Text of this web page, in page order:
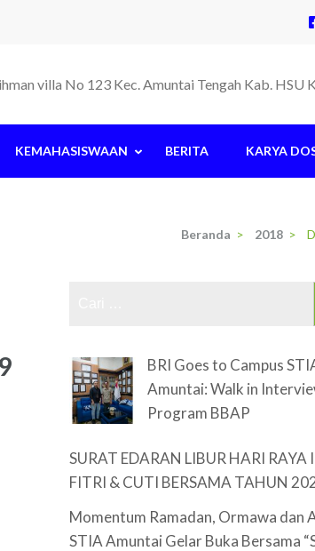
villa No 123 Kec. Amuntai Tengah Kab. HSU
KEMAHASISWAAN BERITA KARYA
Beranda > 2018 >
BRI Goes to Campus
Amuntai: Walk in
Program BBAP
SURAT EDARAN LIBUR HARI RAYA
FITRI & CUTI BERSAMA TAHUN
Momentum Ramadan, Ormawa dan
STIA Amuntai Gelar Buka Bersama